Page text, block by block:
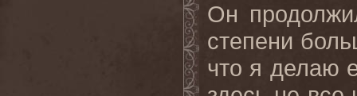
Он
степени
что я делаю